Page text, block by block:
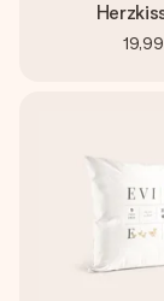
19,99